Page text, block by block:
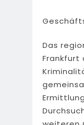
Das
Frankfurt